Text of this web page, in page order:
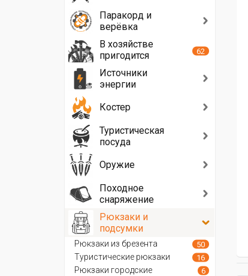
Паракорд и
верёвка
В хозяйстве
пригодится
62
Источники
энергии
Костер
Туристическая
посуда
Оружие
Походное
снаряжение
Рюкзаки и
подсумки
Рюкзаки из брезента 50
Туристические рюкзаки 16
Рюкзаки городские 6